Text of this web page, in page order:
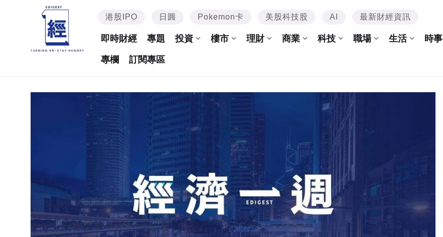
港股IPO 日圓 Pokemon卡 美股科技股 AI 最新財經資訊
即時財經 專題 投資 樓市 理財 商業 科技 職場 生活 時事
專欄 訂閱專區